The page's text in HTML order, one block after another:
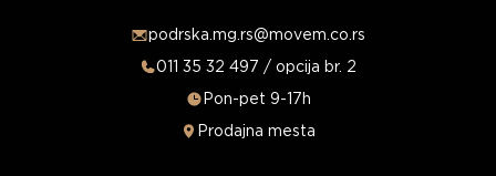
podrska.mg.rs@movem.co.rs
011 35 32 497 / opcija br. 2
Pon-pet 9-17h
Prodajna mesta